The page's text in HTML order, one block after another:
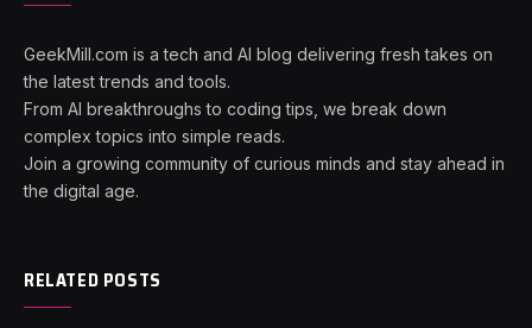
GeekMill.com is a tech and AI blog delivering fresh takes on
the latest trends and tools.
From AI breakthroughs to coding tips, we break down
complex topics into simple reads.
Join a growing community of curious minds and stay ahead in
the digital age.
RELATED POSTS